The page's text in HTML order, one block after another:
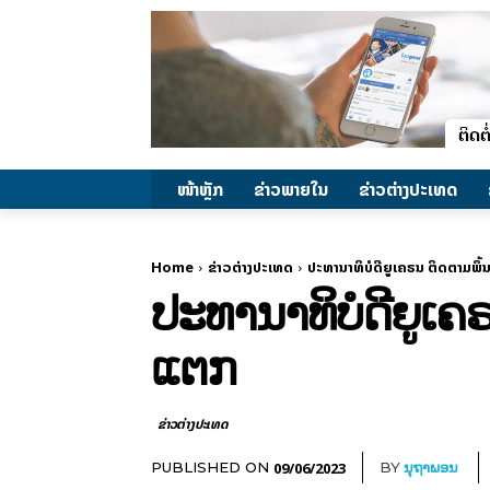
ໜ້າຫຼັກ ຂ່າວພາຍ​ໃນ ຂ່າວຕ່າງປະເທດ
Home ຂ່າວຕ່າງປະເທດ ປະທານາທິບໍດີຍູເຄຣນ ຕິດຕາມພຶ້
ປະທານາທິບໍດີຍູເ
ແຕກ
ຂ່າວຕ່າງປະເທດ
PUBLISHED ON 09/06/2023 BYນຸຖາພອນ